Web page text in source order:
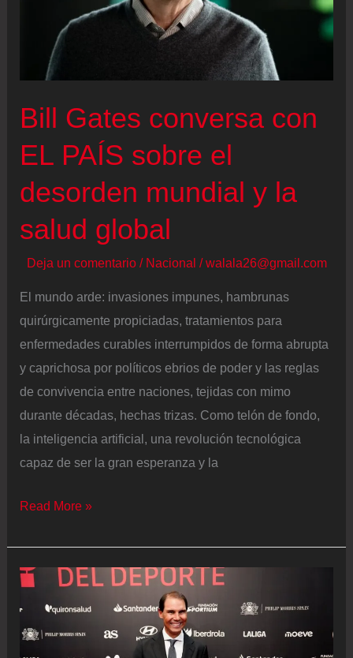
elecciones?”
Bill Gates conversa con
EL PAÍS sobre el
desorden mundial y la
salud global
Deja un comentario / Nacional /walala26@gmail.com
El mundo arde: invasiones impunes, hambrunas
quirúrgicamente propiciadas, tratamientos para
enfermedades curables interrumpidos de forma abrupta
y caprichosa por políticos ebrios de poder y las reglas
de convivencia entre naciones, tejidas con mimo
durante décadas, hechas trizas. Como telón de fondo,
la inteligencia artificial, una revolución tecnológica
capaz de ser la gran esperanza y la
Bill
conversa
con
Read More »